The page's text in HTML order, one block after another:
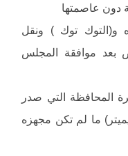
دون عاصمتھا
و(التوك توك ) ونقل
بعد موافقة المجلس
المحافظة التي صدر
ما لم تكن مجھزه